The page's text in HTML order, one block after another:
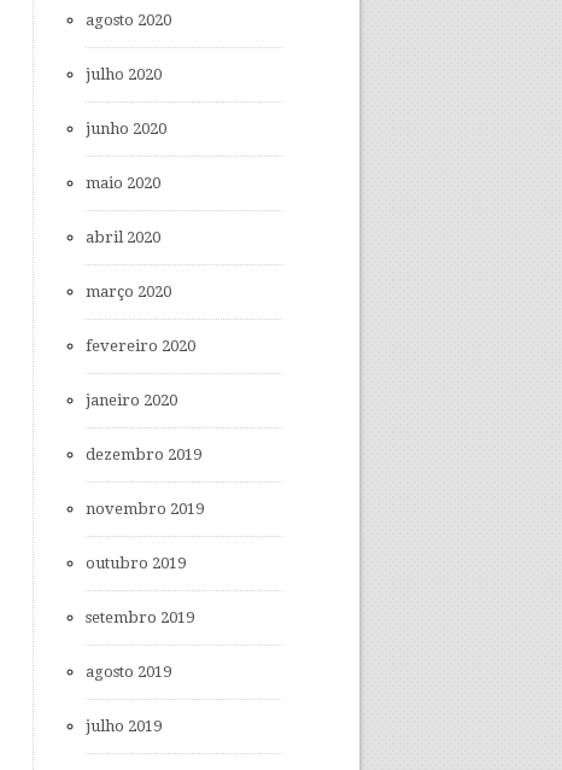
agosto 2020
julho 2020
junho 2020
maio 2020
abril 2020
março 2020
fevereiro 2020
janeiro 2020
dezembro 2019
novembro 2019
outubro 2019
setembro 2019
agosto 2019
julho 2019